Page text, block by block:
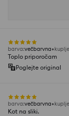
barva:večbarvna
Toplo priporočam
Poglejte original
barva:večbarvna
Kot na sliki.